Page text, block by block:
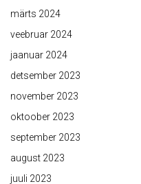
märts 2024
veebruar 2024
jaanuar 2024
detsember 2023
november 2023
oktoober 2023
september 2023
august 2023
juuli 2023